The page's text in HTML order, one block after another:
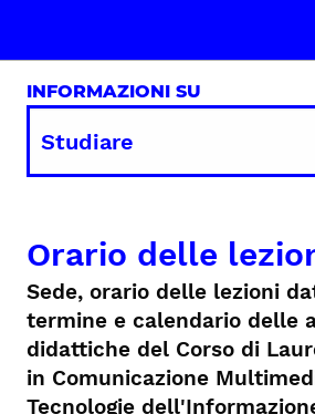
INFORMAZIONI SU
Orario delle
Sede, orario delle lezioni
termine e calendario delle
didattiche del Corso di
in Comunicazione
Tecnologie